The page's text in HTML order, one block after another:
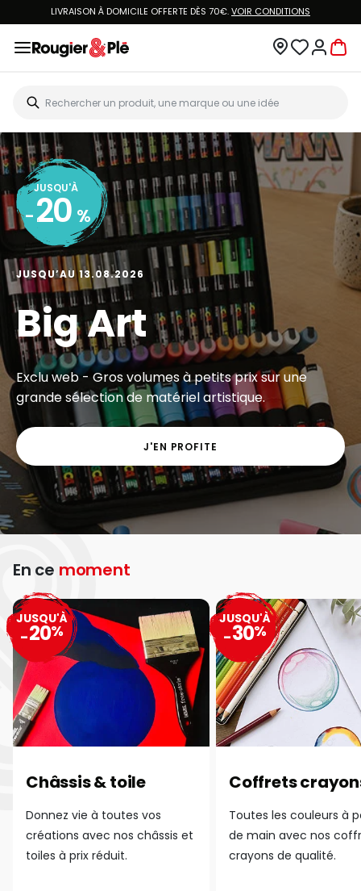
LIVRAISON À DOMICILE OFFERTE DÈS 70€.VOIR CONDITIONS
JUSQU'À
- 20 %
JUSQU’AU 13.08.2026
Big Art
Exclu web - Gros volumes à petits prix sur une
grande sélection de matériel artistique.
J'EN PROFITE
En ce moment
Châssis & toile
Donnez vie à toutes vos
créations avec nos châssis et
toiles à prix réduit.
JUSQU'À
-20%
Coffrets
Toutes les couleurs à
de main avec nos
crayons de qualité.
JUSQU'À
-30%